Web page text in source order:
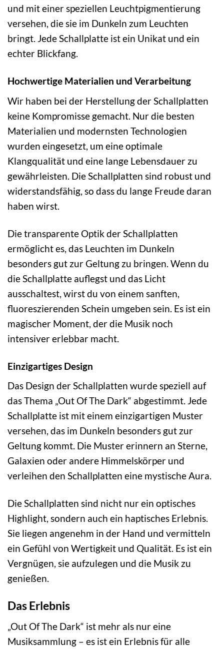
und mit einer speziellen Leuchtpigmentierung
versehen, die sie im Dunkeln zum Leuchten
bringt. Jede Schallplatte ist ein Unikat und ein
echter Blickfang.
Hochwertige Materialien und Verarbeitung
Wir haben bei der Herstellung der Schallplatten
keine Kompromisse gemacht. Nur die besten
Materialien und modernsten Technologien
wurden eingesetzt, um eine optimale
Klangqualität und eine lange Lebensdauer zu
gewährleisten. Die Schallplatten sind robust und
widerstandsfähig, so dass du lange Freude daran
haben wirst.
Die transparente Optik der Schallplatten
ermöglicht es, das Leuchten im Dunkeln
besonders gut zur Geltung zu bringen. Wenn du
die Schallplatte auflegst und das Licht
ausschaltest, wirst du von einem sanften,
fluoreszierenden Schein umgeben sein. Es ist ein
magischer Moment, der die Musik noch
intensiver erlebbar macht.
Einzigartiges Design
Das Design der Schallplatten wurde speziell auf
das Thema „Out Of The Dark“ abgestimmt. Jede
Schallplatte ist mit einem einzigartigen Muster
versehen, das im Dunkeln besonders gut zur
Geltung kommt. Die Muster erinnern an Sterne,
Galaxien oder andere Himmelskörper und
verleihen den Schallplatten eine mystische Aura.
Die Schallplatten sind nicht nur ein optisches
Highlight, sondern auch ein haptisches Erlebnis.
Sie liegen angenehm in der Hand und vermitteln
ein Gefühl von Wertigkeit und Qualität. Es ist ein
Vergnügen, sie aufzulegen und die Musik zu
genießen.
Das Erlebnis
„Out Of The Dark“ ist mehr als nur eine
Musiksammlung – es ist ein Erlebnis für alle